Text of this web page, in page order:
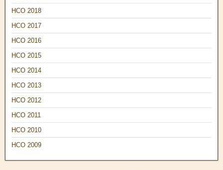
НСО 2018
НСО 2017
НСО 2016
НСО 2015
НСО 2014
НСО 2013
НСО 2012
НСО 2011
НСО 2010
НСО 2009